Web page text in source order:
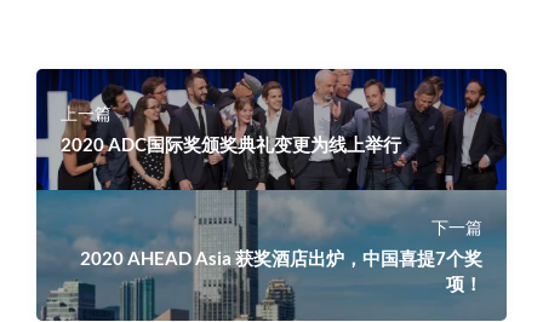
上一篇
2020 ADC国际奖颁奖典礼变更为线上举行
下一篇
2020 AHEAD Asia 获奖酒店出炉，中国喜提7个奖
项！